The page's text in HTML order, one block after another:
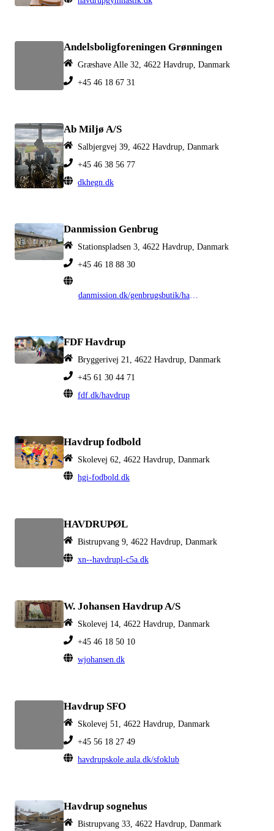
Andelsboligforeningen Grønningen
Græshave Alle 32, 4622 Havdrup, Danmark
+45 46 18 67 31
Ab Miljø A/S
Salbjergvej 39, 4622 Havdrup, Danmark
+45 46 38 56 77
dkhegn.dk
Danmission Genbrug
Stationspladsen 3, 4622 Havdrup, Danmark
+45 46 18 88 30
danmission.dk/genbrugsbutik/havdrup
FDF Havdrup
Bryggerivej 21, 4622 Havdrup, Danmark
+45 61 30 44 71
fdf.dk/havdrup
Havdrup fodbold
Skolevej 62, 4622 Havdrup, Danmark
hgi-fodbold.dk
HAVDRUPØL
Bistrupvang 9, 4622 Havdrup, Danmark
xn--havdrupl-c5a.dk
W. Johansen Havdrup A/S
Skolevej 14, 4622 Havdrup, Danmark
+45 46 18 50 10
wjohansen.dk
Havdrup SFO
Skolevej 51, 4622 Havdrup, Danmark
+45 56 18 27 49
havdrupskole.aula.dk/sfoklub
Havdrup sognehus
Bistrupvang 33, 4622 Havdrup, Danmark